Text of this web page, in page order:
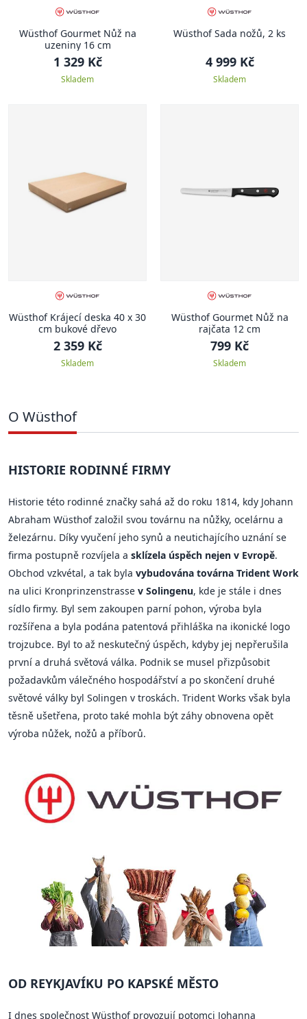
Wüsthof Gourmet Nůž na
uzeniny 16 cm
1 329 Kč
Skladem
Wüsthof Sada nožů, 2 ks
4 999 Kč
Skladem
Wüsthof Krájecí deska 40 x 30
cm bukové dřevo
2 359 Kč
Skladem
Wüsthof Gourmet Nůž na
rajčata 12 cm
799 Kč
Skladem
O Wüsthof
HISTORIE RODINNÉ FIRMY
Historie této rodinné značky sahá až do roku 1814, kdy Johann
Abraham Wüsthof založil svou továrnu na nůžky, ocelárnu a
železárnu. Díky vyučení jeho synů a neutichajícího uznání se
firma postupně rozvíjela a sklízela úspěch nejen v Evropě.
Obchod vzkvétal, a tak byla vybudována továrna Trident Work
na ulici Kronprinzenstrasse v Solingenu, kde je stále i dnes
sídlo firmy. Byl sem zakoupen parní pohon, výroba byla
rozšířena a byla podána patentová přihláška na ikonické logo
trojzubce. Byl to až neskutečný úspěch, kdyby jej nepřerušila
první a druhá světová válka. Podnik se musel přizpůsobit
požadavkům válečného hospodářství a po skončení druhé
světové války byl Solingen v troskách. Trident Works však byla
těsně ušetřena, proto také mohla být záhy obnovena opět
výroba nůžek, nožů a příborů.
OD REYKJAVÍKU PO KAPSKÉ MĚSTO
I dnes společnost Wüsthof provozují potomci Johanna